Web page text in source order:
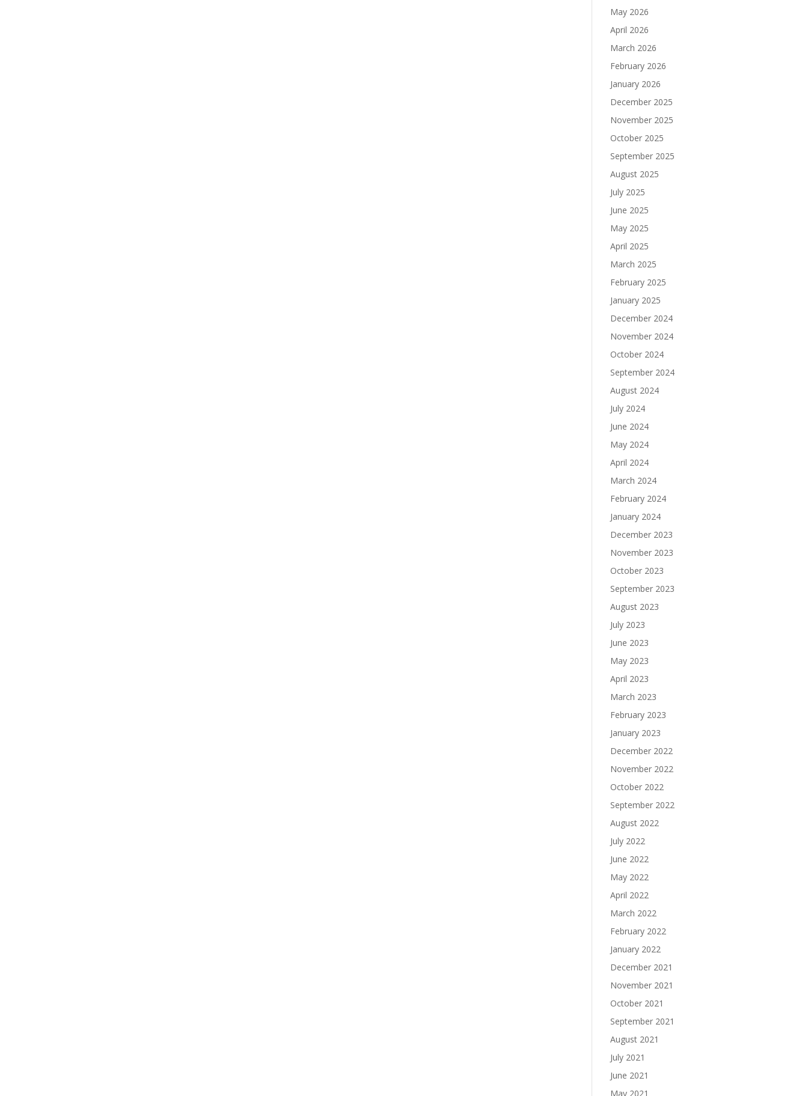
May 2026
April 2026
March 2026
February 2026
January 2026
December 2025
November 2025
October 2025
September 2025
August 2025
July 2025
June 2025
May 2025
April 2025
March 2025
February 2025
January 2025
December 2024
November 2024
October 2024
September 2024
August 2024
July 2024
June 2024
May 2024
April 2024
March 2024
February 2024
January 2024
December 2023
November 2023
October 2023
September 2023
August 2023
July 2023
June 2023
May 2023
April 2023
March 2023
February 2023
January 2023
December 2022
November 2022
October 2022
September 2022
August 2022
July 2022
June 2022
May 2022
April 2022
March 2022
February 2022
January 2022
December 2021
November 2021
October 2021
September 2021
August 2021
July 2021
June 2021
May 2021